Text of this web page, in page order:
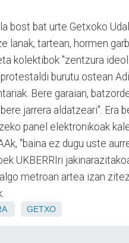
bost bat urte Getxoko
lanak, tartean, hormen
kolektibok "zentzura
burutu ostean
Bere garaian,
jarrera aldatzeari". Era
panel elektronikoak
"baina ez dugu uste
UKBERRIri
metroan artea izan
GETXO